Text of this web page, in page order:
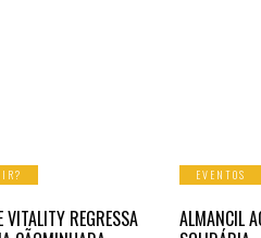
IR?
REGRESSA
EVENTOS
ALMANCIL